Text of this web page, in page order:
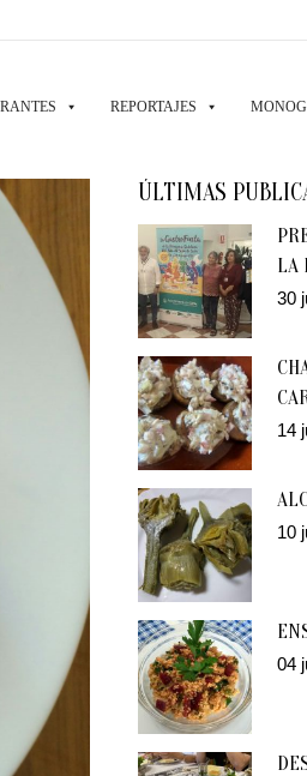
REPORTAJES
ÚLTIMAS
LA
30
14
10
04